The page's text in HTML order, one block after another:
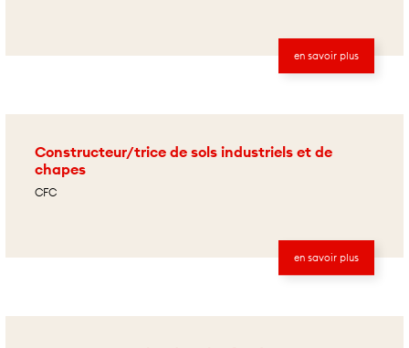
en savoir plus
Constructeur/trice de sols industriels et de
chapes
CFC
en savoir plus